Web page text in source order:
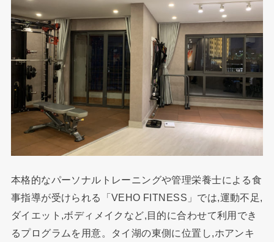
本格的なパーソナルトレーニングや管理栄養士による食
事指導が受けられる「VEHO FITNESS」では,運動不足,
ダイエット,ボディメイクなど,目的に合わせて利用でき
るプログラムを用意。タイ湖の東側に位置し,ホアンキ